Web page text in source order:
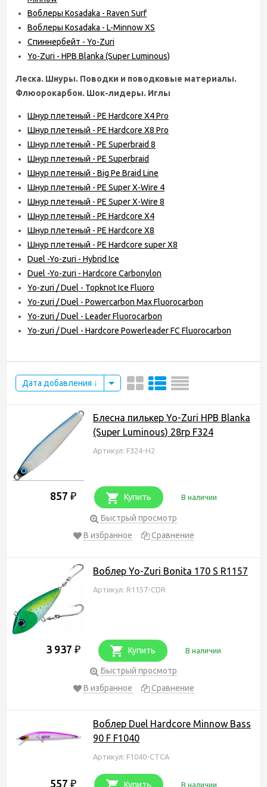
Воблеры Kosadaka - Raven Surf
Воблеры Kosadaka - L-Minnow XS
Спиннербейт - Yo-Zuri
Yo-Zuri - HPB Blanka (Super Luminous)
Леска. Шнуры. Поводки и поводковые материалы.
Флюорокарбон. Шок-лидеры. Иглы
Шнур плетеный - PE Hardcore X4 Pro
Шнур плетеный - PE Hardcore X8 Pro
Шнур плетеный - PE Superbraid 8
Шнур плетеный - PE Superbraid
Шнур плетеный - Big Pe Braid Line
Шнур плетеный - PE Super X-Wire 4
Шнур плетеный - PE Super X-Wire 8
Шнур плетеный - PE Hardcore X4
Шнур плетеный - PE Hardcore X8
Шнур плетеный - PE Hardcore super X8
Duel -Yo-zuri - Hybrid Ice
Duel -Yo-zuri - Hardcore Carbonylon
Yo-zuri / Duel - Topknot Ice Fluoro
Yo-zuri / Duel - Powercarbon Max Fluorocarbon
Yo-zuri / Duel - Leader Fluorocarbon
Yo-zuri / Duel - Hardcore Powerleader FC Fluorocarbon
Дата добавления
Блесна пилькер Yo-Zuri HPB Blanka
(Super Luminous) 28гр F324
Артикул: F324-H2
857 ₽ Купить В наличии
Быстрый просмотр
В избранное
Сравнение
Воблер Yo-Zuri Bonita 170 S R1157
Артикул: R1157-CDR
3 937 ₽ Купить В наличии
Быстрый просмотр
В избранное
Сравнение
Воблер Duel Hardcore Minnow Bass
90 F F1040
Артикул: F1040-CTCA
557 ₽ Купить В наличии